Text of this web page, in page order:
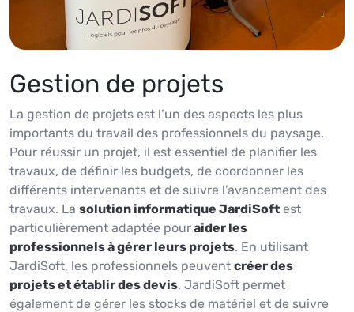
Gestion de projets
La gestion de projets est l’un des aspects les plus
importants du travail des professionnels du paysage.
Pour réussir un projet, il est essentiel de planifier les
travaux, de définir les budgets, de coordonner les
différents intervenants et de suivre l’avancement des
travaux. La solution informatique JardiSoft est
particulièrement adaptée pouraider les
professionnels à gérer leurs projets. En utilisant
JardiSoft, les professionnels peuvent créer des
projets et établir des devis. JardiSoft permet
également de gérer les stocks de matériel et de suivre